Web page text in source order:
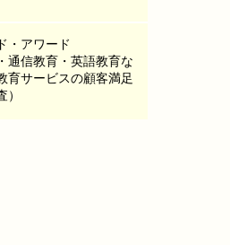
・アワード
通信教育・英語教育な
育サービスの顧客満足
）